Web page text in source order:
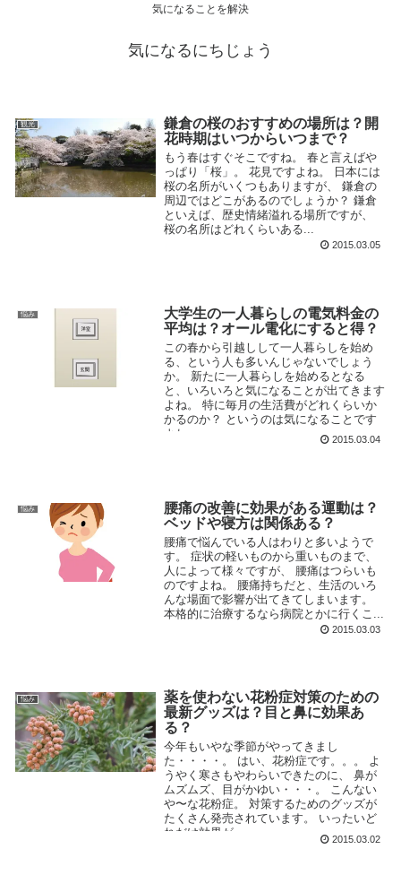
気になることを解決
気になるにちじょう
観光
鎌倉の桜のおすすめの場所は？開
花時期はいつからいつまで？
もう春はすぐそこですね。 春と言えばや
っぱり「桜」。 花見ですよね。 日本には
桜の名所がいくつもありますが、 鎌倉の
周辺ではどこがあるのでしょうか？ 鎌倉
といえば、歴史情緒溢れる場所ですが、
桜の名所はどれくらいある...
2015.03.05
悩み
大学生の一人暮らしの電気料金の
平均は？オール電化にすると得？
この春から引越しして一人暮らしを始め
る、という人も多いんじゃないでしょう
か。 新たに一人暮らしを始めるとなる
と、いろいろと気になることが出てきます
よね。 特に毎月の生活費がどれくらいか
かるのか？ というのは気になることです
よね。 ...
2015.03.04
悩み
腰痛の改善に効果がある運動は？
ベッドや寝方は関係ある？
腰痛で悩んでいる人はわりと多いようで
す。 症状の軽いものから重いものまで、
人によって様々ですが、 腰痛はつらいも
のですよね。 腰痛持ちだと、生活のいろ
んな場面で影響が出てきてしまいます。
本格的に治療するなら病院とかに行くこ...
2015.03.03
悩み
薬を使わない花粉症対策のための
最新グッズは？目と鼻に効果あ
る？
今年もいやな季節がやってきまし
た・・・・。 はい、花粉症です。。。 よ
うやく寒さもやわらいできたのに、 鼻が
ムズムズ、目がかゆい・・・。 こんない
や〜な花粉症。 対策するためのグッズが
たくさん発売されています。 いったいど
れだけ効果が...
2015.03.02